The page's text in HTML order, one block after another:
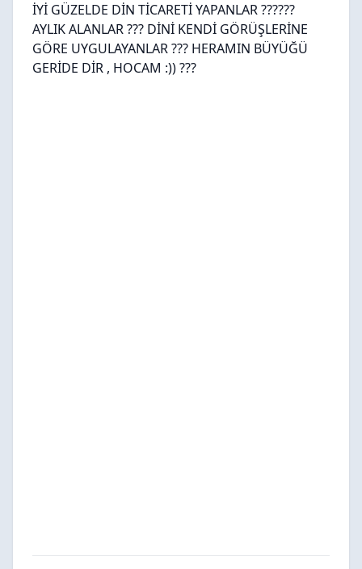
İYİ GÜZELDE DİN TİCARETİ YAPANLAR ??????
AYLIK ALANLAR ??? DİNİ KENDİ GÖRÜŞLERİNE
GÖRE UYGULAYANLAR ??? HERAMIN BÜYÜĞÜ
GERİDE DİR , HOCAM :)) ???